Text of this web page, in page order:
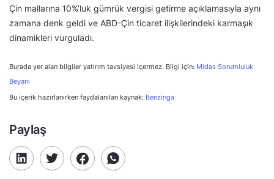
Çin mallarına 10%’luk gümrük vergisi getirme açıklamasıyla aynı
zamana denk geldi ve ABD-Çin ticaret ilişkilerindeki karmaşık
dinamikleri vurguladı.
Burada yer alan bilgiler yatırım tavsiyesi içermez. Bilgi için: Midas Sorumluluk
Beyanı
Bu içerik hazırlanırken faydalanılan kaynak: Benzinga
Paylaş